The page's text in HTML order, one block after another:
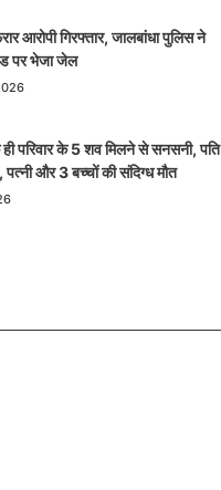
आरोपी गिरफ्तार, जालबांधा पुलिस ने
पर भेजा जेल
परिवार के 5 शव मिलने से सनसनी, पति
पत्नी और 3 बच्चों की संदिग्ध मौत